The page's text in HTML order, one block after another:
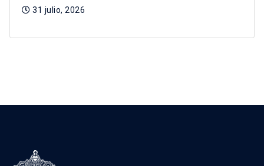
31 julio, 2026